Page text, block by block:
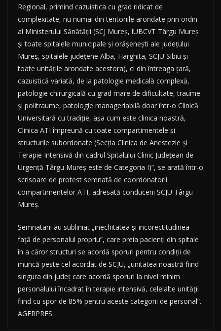
Regional, primind cazuistica cu grad ridicat de
complexitate, nu numai din teritoriile arondate prin ordin
al Ministerului Sănătăţii (SCJ Mureş, lUBCVT Târgu Mureş
şi toate spitalele municipale şi orăşeneşti ale judeţului
Mureş, spitalele judeţene Alba, Harghita, SCJU Sibiu şi
toate unităţile arondate acestora), ci din întreaga ţară,
cazuistică variată, de la patologie medicală complexă,
patologie chirurgicală cu grad mare de dificultate, traume
şi politraume, patologie manageriabilă doar într-o Clinică
Universitară cu tradiţie, aşa cum este clinica noastră,
Clinica ATI împreună cu toate compartimentele şi
structurile subordonate (Secţia Clinica de Anestezie şi
Terapie Intensivă din cadrul Spitalului Clinic Judeţean de
Urgenţă Târgu Mureş este de Categoria I)”, se arată într-o
scrisoare de protest semnată de coordonatorii
compartimentelor ATI, adresată conducerii SCJU Târgu
Mureş.
Semnatarii au subliniat „inechitatea şi incorectitudinea
faţă de personalul propriu”, care preia pacienţi din spitale
în a căror structuri se acordă sporuri pentru condiţii de
muncă peste cel acordat de SCJU, „unitatea noastră fiind
singura din judeţ care acordă sporuri la nivel minim
personalului încadrat în terapie intensivă, celelalte unităţii
fiind cu spor de 85% pentru aceste categorii de personal”.
AGERPRES